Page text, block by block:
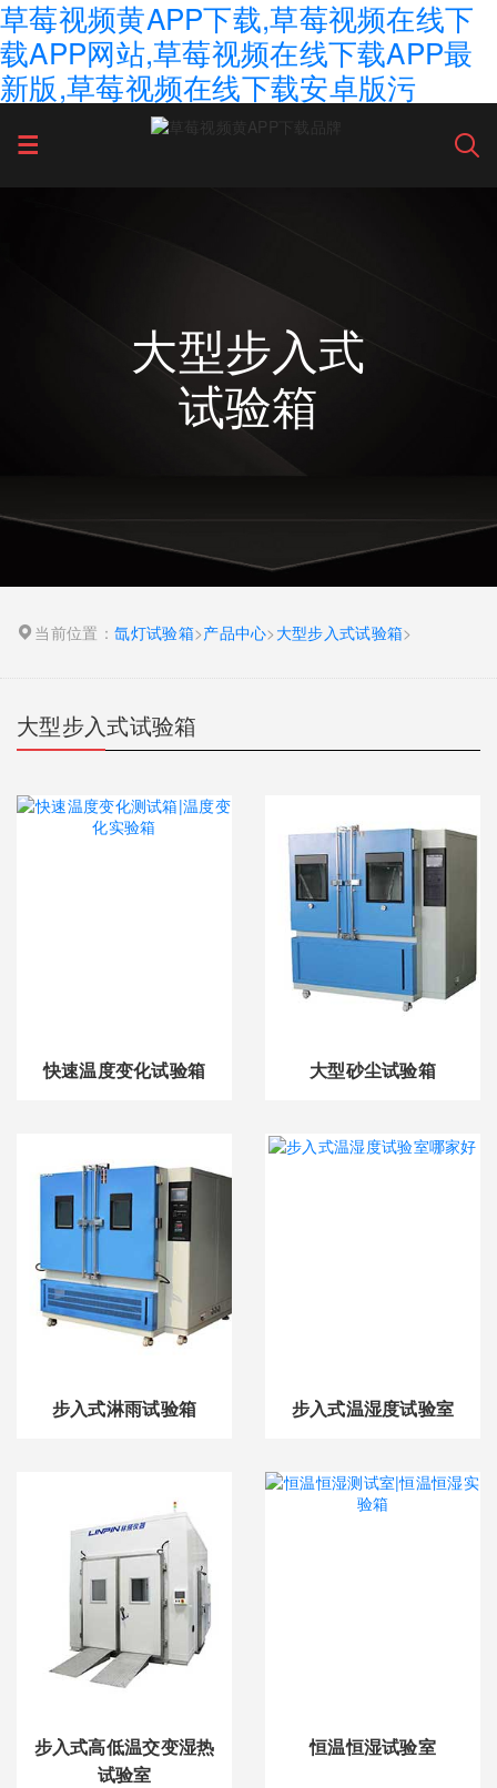
草莓视频黄APP下载,草莓视频在线下
载APP网站,草莓视频在线下载APP最
新版,草莓视频在线下载安卓版污
大型步入式
试验箱
当前位置：氙灯试验箱>产品中心> 大型步入式试验箱>
大型步入式试验箱
快速温度变化试验箱 大型砂尘试验箱
步入式淋雨试验箱 步入式温湿度试验室
步入式高低温交变湿热
试验室
恒温恒湿试验室